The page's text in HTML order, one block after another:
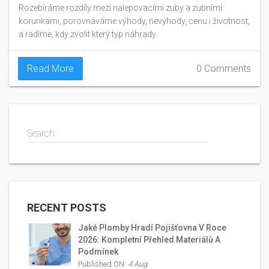
Rozebíráme rozdíly mezi nalepovacími zuby a zubními
korunkami, porovnáváme výhody, nevýhody, cenu i životnost,
a radíme, kdy zvolit který typ náhrady.
Read More 0 Comments
Search
RECENT POSTS
Jaké Plomby Hradí Pojišťovna V Roce
2026: Kompletní Přehled Materiálů A
Podmínek
Published ON: 4 Aug